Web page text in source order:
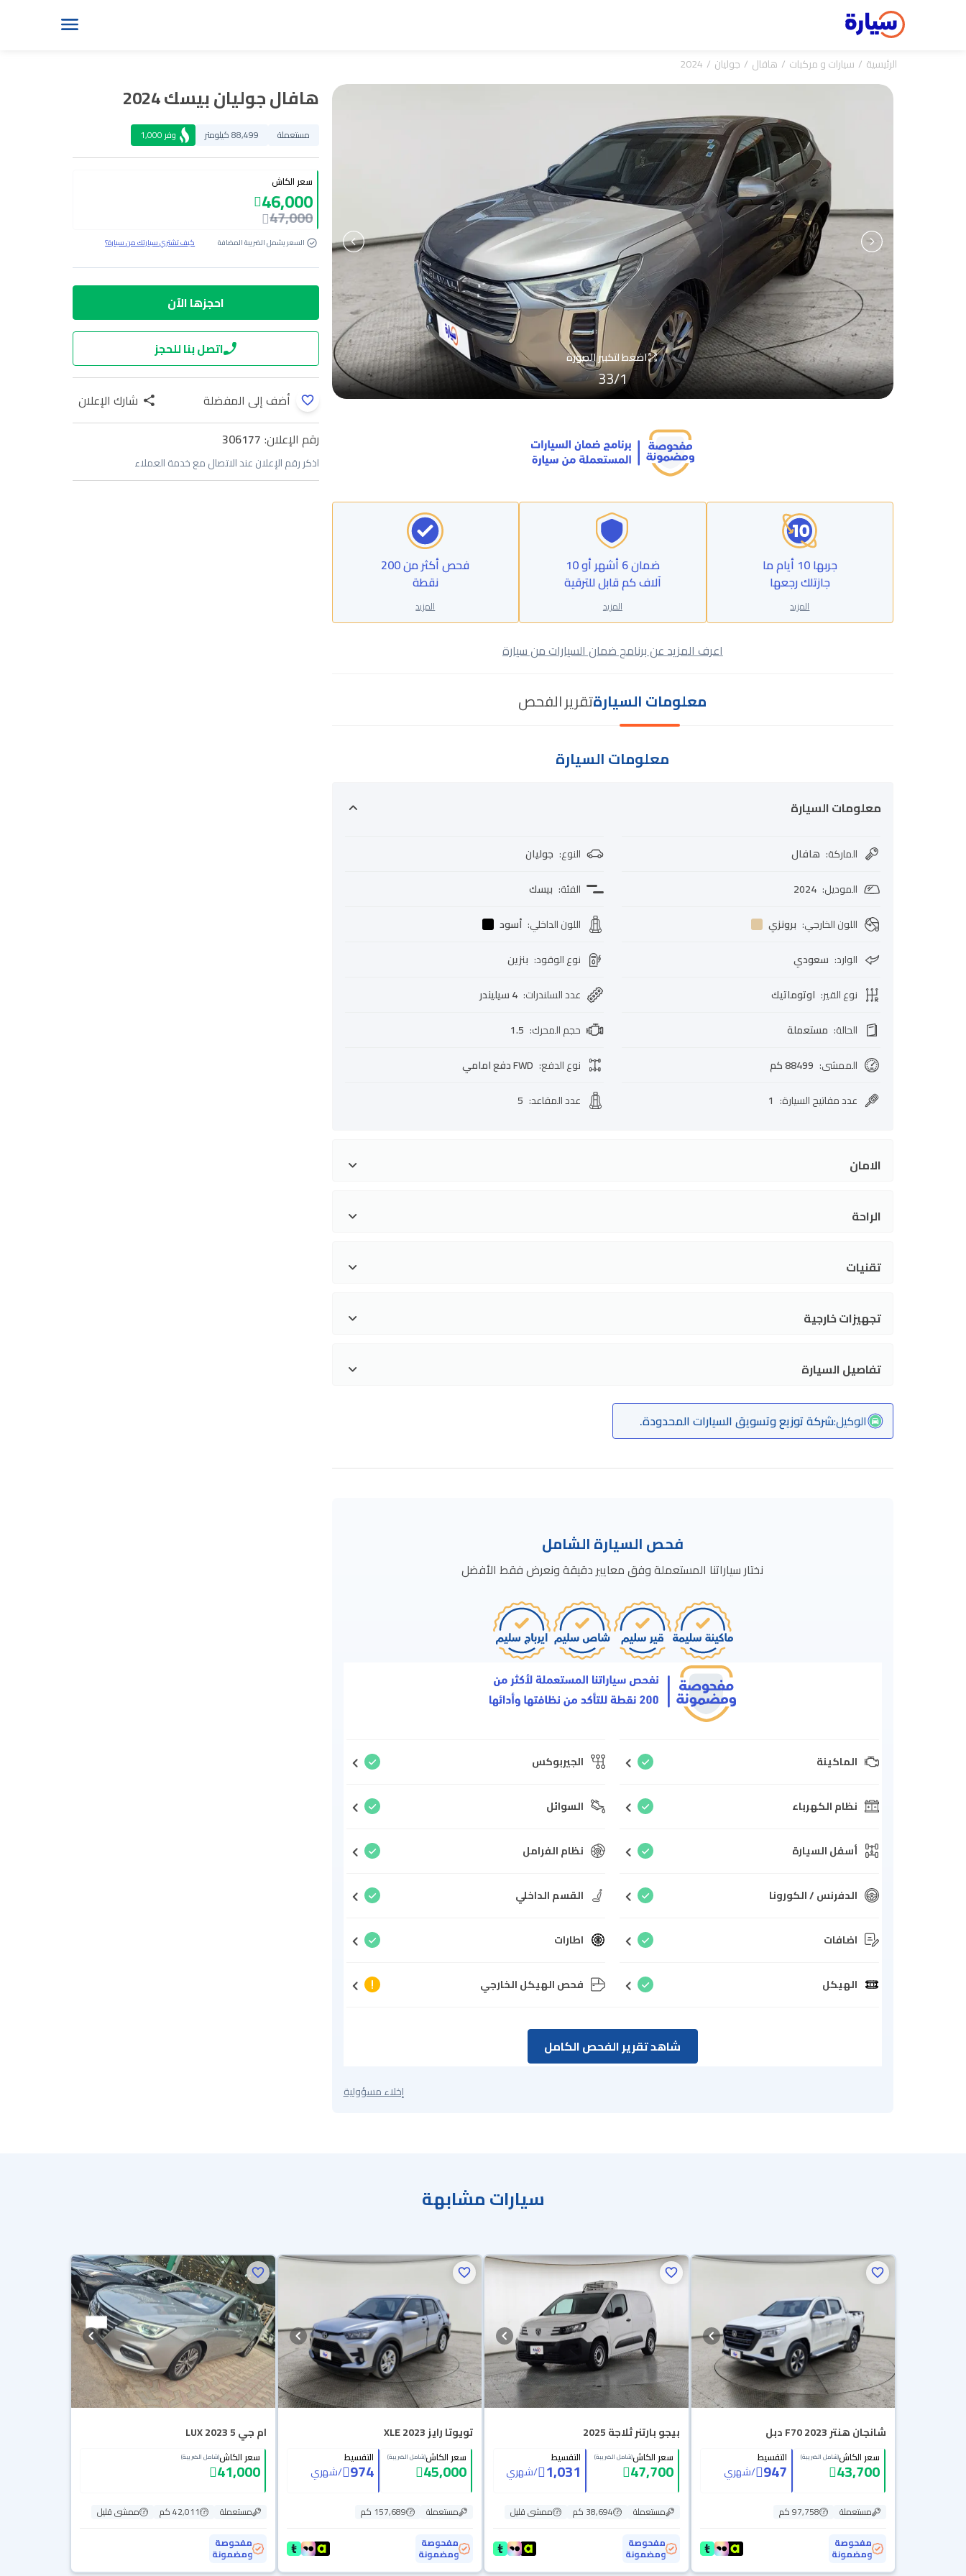
الرئيسية سيارات و مركبات هافال جوليان 2024
اضغط لتكبير الصورة
1
/
33
جربها 10 أيام ما
جازتلك رجعها
المزيد
ضمان 6 أشهر أو 10
آلاف كم قابل للترقية
المزيد
فحص أكثر من 200
نقطة
المزيد
اعرف المزيد عن برنامج ضمان السيارات من سيارة
معلومات السيارةتقرير الفحص
معلومات السيارة
معلومات السيارة
الماركة: هافال النوع: جوليان
الموديل:
2024 الفئة: بيسك
اللون الخارجي: برونزي اللون الداخلي: أسود
الوارد: سعودي نوع الوقود: بنزين
نوع القير: اوتوماتيك عدد السلندرات: 4 سيليندر
الحالة: مستعملة حجم المحرك:
1.5
الممشى: 88499 كم نوع الدفع: FWD دفع امامي
عدد مفاتيح السيارة:
1 عدد المقاعد:
5
الامان
الراحة
تقنيات
تجهيزات خارجية
تفاصيل السيارة
الوكيل:شركة توزيع وتسويق السيارات المحدودة.
فحص السيارة الشامل
نختار سياراتنا المستعملة وفق معايير دقيقة ونعرض فقط الأفضل
الماكينة الجيربوكس
نظام الكهرباء السوائل
أسفل السيارة نظام الفرامل
الدفرنس / الكورونا القسم الداخلي
اضافات اطارات
الهيكل فحص الهيكل الخارجي
شاهد تقرير الفحص الكامل
إخلاء مسؤولية
هافال جوليان بيسك 2024
مستعملة 88,499 كيلومتر وفر1,000
سعر الكاش
46,000
47,000
السعر يشمل الضريبة المضافة كيف تشتري سيارتك من سيارة؟
احجزها الآن
اتصل بنا للحجز
أضف إلى المفضلة
شارك الإعلان
رقم الإعلان: 306177
اذكر رقم الإعلان عند الاتصال مع خدمة العملاء
سيارات مشابهة
شانجان هنتر F70 2023 دبل
سعر الكاش(شامل الضريبة)
43,700
التقسيط
947
/شهري
مستعملة
97,758 كم
مفحوصة
ومضمونة
بيجو بارتنر ثلاجة 2025
سعر الكاش(شامل الضريبة)
47,700
التقسيط
1,031
/شهري
مستعملة 38,694 كم
ممشى قليل
مفحوصة
ومضمونة
تويوتا رايز XLE 2023
سعر الكاش(شامل الضريبة)
45,000
التقسيط
974
/شهري
مستعملة
157,689 كم
مفحوصة
ومضمونة
ام جي 5 LUX 2023
سعر الكاش(شامل الضريبة)
41,000
مستعملة 42,011 كم
ممشى قليل
مفحوصة
ومضمونة